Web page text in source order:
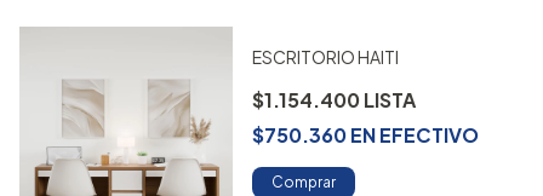
ESCRITORIO HAITI
$1.154.400
$750.360ENEFECTIVO
Comprar